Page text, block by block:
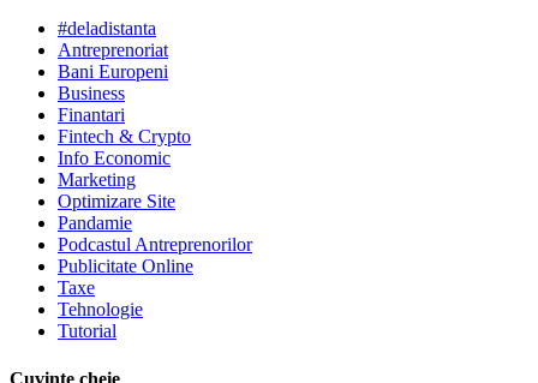
#deladistanta
Antreprenoriat
Bani Europeni
Business
Finantari
Fintech & Crypto
Info Economic
Marketing
Optimizare Site
Pandamie
Podcastul Antreprenorilor
Publicitate Online
Taxe
Tehnologie
Tutorial
Cuvinte cheie